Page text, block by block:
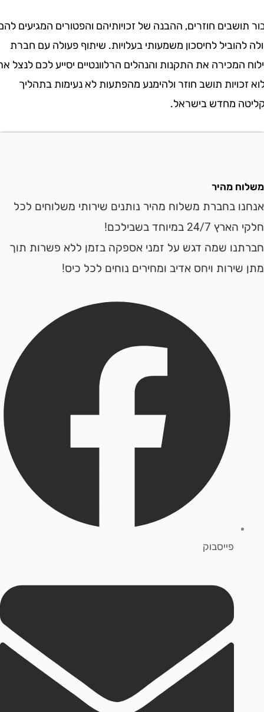
חוזרים, ההבנה של זכויותיהם והפטורים המגיעים להם
לחיסכון משמעותי בעלויות. שיתוף פעולה עם חברת
את התקנות והנהלים הרלוונטיים יסייע לכם לנצל את
תושב חוזר ולהימנע מהפתעות לא נעימות בתהליך
מחדש בישראל.
מהיר
בחברת משלוח מהיר נותנים שירותי משלוחים לכל
במיוחד בשבילכם!
שמה דגש על זמני אספקה בזמן ללא פשרות תוך
ויחס אדיב ומחירים נוחים לכל כיס!
פייסבוק